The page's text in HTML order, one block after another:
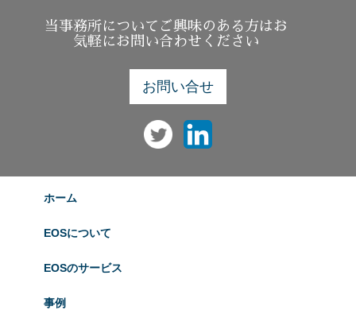
当事務所についてご興味のある方はお
気軽にお問い合わせください
お問い合せ
ホーム
EOSについて
EOSのサービス
事例